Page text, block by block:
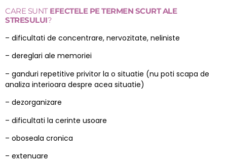
CARE SUNT EFECTELE PE TERMEN SCURT ALE
STRESULUI?
– dificultati de concentrare, nervozitate, neliniste
– dereglari ale memoriei
– ganduri repetitive privitor la o situatie (nu poti scapa de
analiza interioara despre acea situatie)
– dezorganizare
– dificultati la cerinte usoare
– oboseala cronica
– extenuare